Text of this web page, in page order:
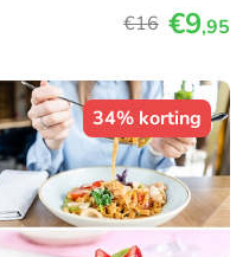
€16 €9,95
34% korting